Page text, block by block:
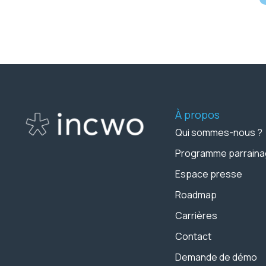
À propos
Qui sommes-nous ?
Programme
Espace presse
Roadmap
Carrières
Contact
Demande de démo